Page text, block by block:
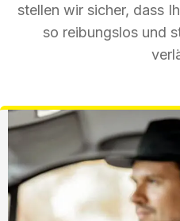
stellen wir sicher, dass
so reibungslos und